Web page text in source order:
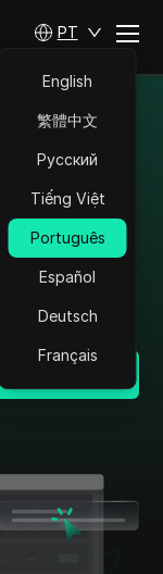
PT
English
繁體中文
Русский
Tiếng Việt
Português
Español
Deutsch
Français
Letônia:
um proxy
e
DICloak